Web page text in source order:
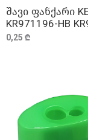
შავი ფანქარი
KR971196-HB
0,25 ₾